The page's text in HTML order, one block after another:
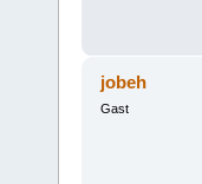
jobeh
Gast